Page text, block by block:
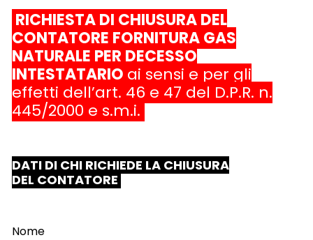
RICHIESTA DI CHIUSURA DEL
CONTATORE FORNITURA GAS
NATURALE PER DECESSO
INTESTATARIO ai sensi e per gli
effetti dell’art. 46 e 47 del D.P.R. n.
445/2000 e s.m.i.
DATI DI CHI RICHIEDE LA CHIUSURA
DEL CONTATORE
Nome